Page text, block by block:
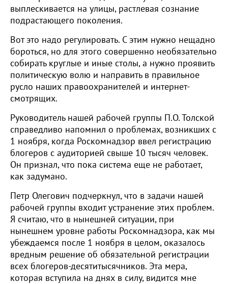
выплескивается на улицы, растлевая сознание
подрастающего поколения.
Вот это надо регулировать. С этим нужно нещадно
бороться, но для этого совершенно необязательно
собирать круглые и иные столы, а нужно проявить
политическую волю и направить в правильное
русло наших правоохранителей и интернет-
смотрящих.
Руководитель нашей рабочей группы П.О. Толской
справедливо напомнил о проблемах, возникших с
1 ноября, когда Роскомнадзор ввел регистрацию
блогеров с аудиторией свыше 10 тысяч человек.
Он признал, что пока система еще не работает,
как задумано.
Петр Олегович подчеркнул, что в задачи нашей
рабочей группы входит устранение этих проблем.
Я считаю, что в нынешней ситуации, при
нынешнем уровне работы Роскомнадзора, как мы
убеждаемся после 1 ноября в целом, оказалось
вредным решение об обязательной регистрации
всех блогеров-десятитысячников. Эта мера,
которая вступила на днях в силу, видится мне